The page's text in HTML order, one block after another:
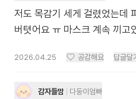
저도 목감기 세게 걸렸었는데
버텻어요 ㅠ 마스크 계속 끼고
2026.04.25 공감해요 답글달
감자들맘 다둥이엄빠